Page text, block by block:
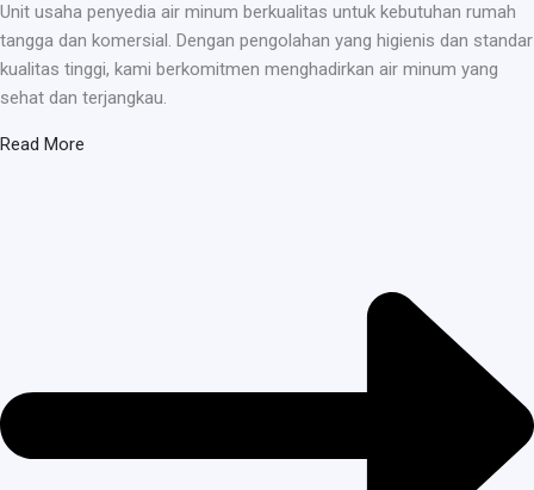
Unit usaha penyedia air minum berkualitas untuk kebutuhan rumah
tangga dan komersial. Dengan pengolahan yang higienis dan standar
kualitas tinggi, kami berkomitmen menghadirkan air minum yang
sehat dan terjangkau.
Read More